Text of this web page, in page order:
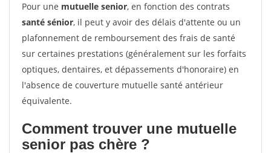
Pour une mutuelle senior, en fonction des contrats
santé sénior, il peut y avoir des délais d'attente ou un
plafonnement de remboursement des frais de santé
sur certaines prestations (généralement sur les forfaits
optiques, dentaires, et dépassements d'honoraire) en
l'absence de couverture mutuelle santé antérieur
équivalente.
Comment trouver une mutuelle
senior pas chère ?